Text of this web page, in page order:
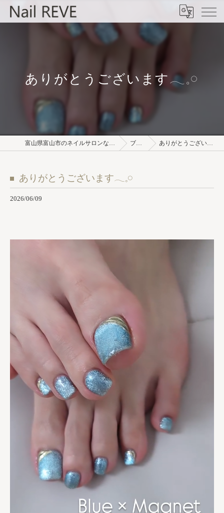
ありがとうございます𓂃𓈒𓏸︎︎︎︎
富山県富山市のネイルサロンならNail REVE ブログ ありがとうございます𓂃𓈒𓏸︎︎︎︎
ありがとうございます𓂃𓈒𓏸︎︎︎︎
2026/06/09